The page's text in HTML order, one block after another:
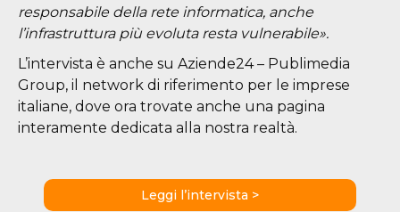
responsabile della rete informatica, anche
l’infrastruttura più evoluta resta vulnerabile».
L’intervista è anche su Aziende24 – Publimedia
Group, il network di riferimento per le imprese
italiane, dove ora trovate anche una pagina
interamente dedicata alla nostra realtà.
Leggi l’intervista >